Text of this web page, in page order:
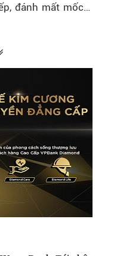
đánh mất mốc